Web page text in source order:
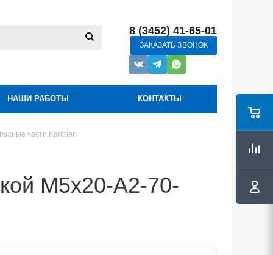
8 (3452) 41-65-01
ЗАКАЗАТЬ ЗВОНОК
НАШИ РАБОТЫ КОНТАКТЫ
части Karcher
M5x20-A2-70-